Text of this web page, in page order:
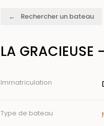
Rechercher un bateau
LA GRACIEUSE
Immatriculation
Type de bateau